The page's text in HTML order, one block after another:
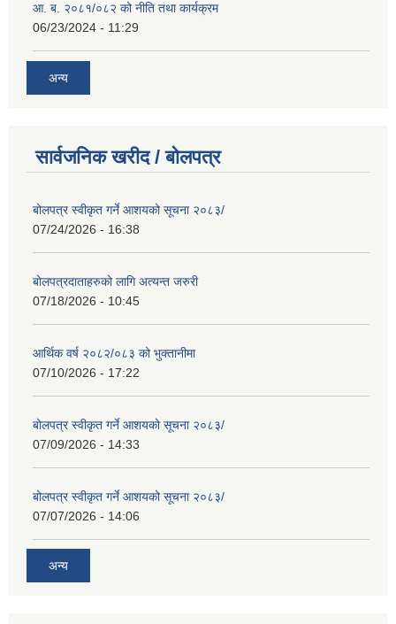
आ. ब. २०८१/०८२ को नीति तथा कार्यक्रम
06/23/2024 - 11:29
अन्य
सार्वजनिक खरीद / बोलपत्र
बोलपत्र स्वीकृत गर्ने आशयको सूचना २०८३/
07/24/2026 - 16:38
बोलपत्रदाताहरुको लागि अत्यन्त जरुरी
07/18/2026 - 10:45
आर्थिक वर्ष २०८२/०८३ को भुक्तानीमा
07/10/2026 - 17:22
बोलपत्र स्वीकृत गर्ने आशयको सूचना २०८३/
07/09/2026 - 14:33
बोलपत्र स्वीकृत गर्ने आशयको सूचना २०८३/
07/07/2026 - 14:06
अन्य